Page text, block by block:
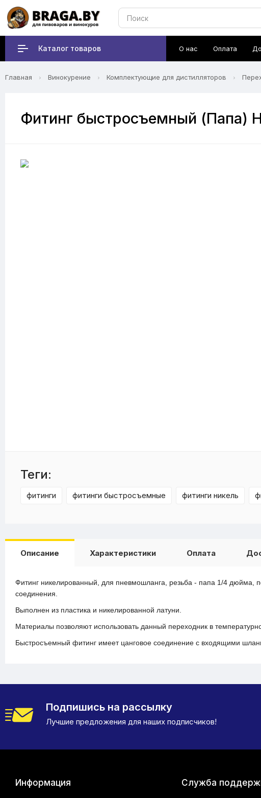
Каталог товаров О нас Оплата
Главная Винокурение Комплектующие для дистилляторов
Фитинг быстросъемный (Папа)
Теги:
фитинги фитинги быстросъемные фитинги никель
Описание Характеристики Оплата
Фитинг никелированный, для пневмошланга, резьба - папа 1/4
соединения.
Выполнен из пластика и никелированной латуни.
Материалы позволяют использовать данный переходник в
Быстросъемный фитинг имеет цанговое соединение с входящими
Подпишись на рассылку
Лучшие предложения для наших подписчиков!
Информация Служба